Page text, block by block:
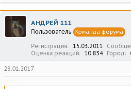
АНДРЕЙ 111
Пользователь Команда форума
Регистрация 15.03.2011
Оценка реакций
10 834 Город
28.01.2017